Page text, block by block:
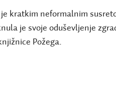
kratkim neformalnim
je svoje oduševljenje
Požega.